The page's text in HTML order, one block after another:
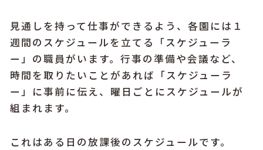
見通しを持って仕事ができるよう、各園には１
週間のスケジュールを立てる「スケジューラ
ー」の職員がいます。行事の準備や会議など、
時間を取りたいことがあれば「スケジューラ
ー」に事前に伝え、曜日ごとにスケジュールが
組まれます。
これはある日の放課後のスケジュールです。